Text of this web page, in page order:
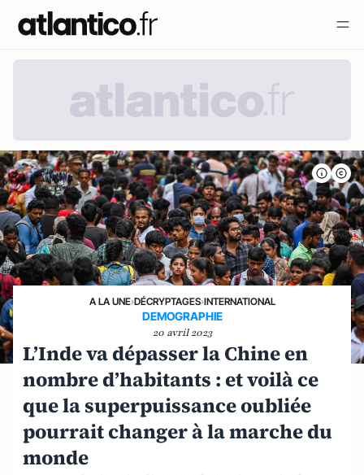
A LA UNE›DÉCRYPTAGES›INTERNATIONAL
DEMOGRAPHIE
20 avril 2023
L’Inde va dépasser la Chine en
nombre d’habitants : et voilà ce
que la superpuissance oubliée
pourrait changer à la marche du
monde